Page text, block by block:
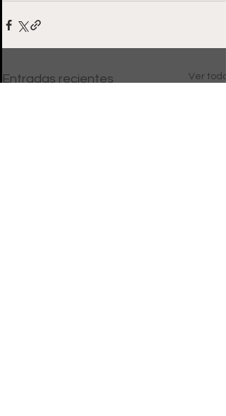
Entradas recientes Ver todo